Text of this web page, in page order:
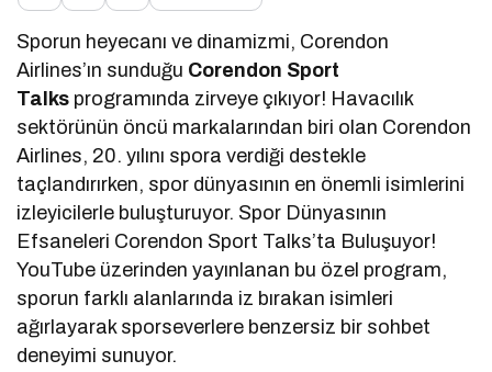
Sporun heyecanı ve dinamizmi, Corendon
Airlines’ın sunduğu Corendon Sport
Talks programında zirveye çıkıyor! Havacılık
sektörünün öncü markalarından biri olan Corendon
Airlines, 20. yılını spora verdiği destekle
taçlandırırken, spor dünyasının en önemli isimlerini
izleyicilerle buluşturuyor. Spor Dünyasının
Efsaneleri Corendon Sport Talks’ta Buluşuyor!
YouTube üzerinden yayınlanan bu özel program,
sporun farklı alanlarında iz bırakan isimleri
ağırlayarak sporseverlere benzersiz bir sohbet
deneyimi sunuyor.